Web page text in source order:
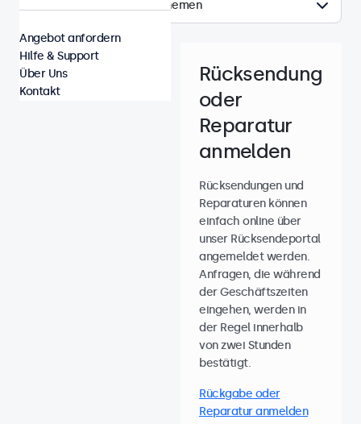
Themen
Rücksendung
oder
Reparatur
anmelden
Rücksendungen und
Reparaturen können
einfach online über
unser Rücksendeportal
angemeldet werden.
Anfragen, die während
der Geschäftszeiten
eingehen, werden in
der Regel innerhalb
von zwei Stunden
bestätigt.
Rückgabe oder
Reparatur anmelden
Angebot anfordern
Hilfe & Support
Über Uns
Kontakt